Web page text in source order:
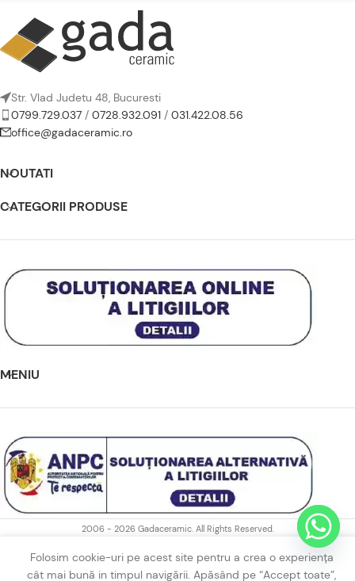
Str. Vlad Judetu 48, Bucuresti
0799.729.037 / 0728.932.091 / 031.422.08.56
office@gadaceramic.ro
NOUTATI
CATEGORII PRODUSE
MENIU
2006 - 2026 Gadaceramic. All Rights Reserved.
Folosim cookie-uri pe acest site pentru a crea o experiența
cât mai bună in timpul navigării. Apăsând pe “Accept toate”,